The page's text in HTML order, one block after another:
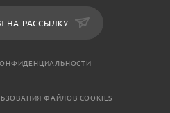
НА РАССЫЛКУ
ФАЙЛОВ COOKIES